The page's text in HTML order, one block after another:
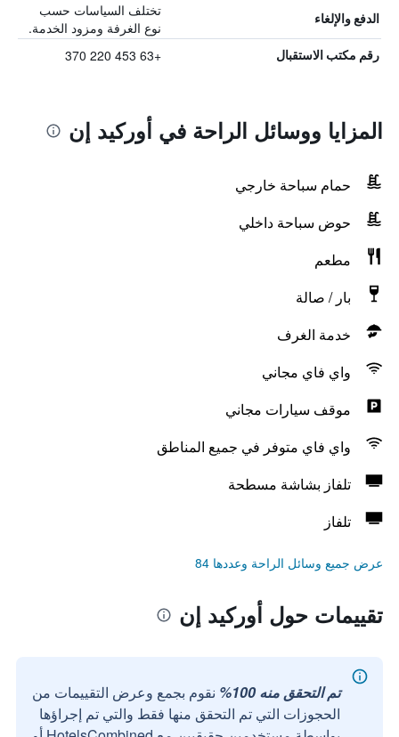
الدفع والإلغاء
تختلف السياسات حسب
نوع الغرفة ومزود الخدمة.
رقم مكتب الاستقبال +63 453 220 370
المزايا ووسائل الراحة في أوركيد إن
حمام سباحة خارجي
حوض سباحة داخلي
مطعم
بار / صالة
خدمة الغرف
واي فاي مجاني
موقف سيارات مجاني
واي فاي متوفر في جميع المناطق
تلفاز بشاشة مسطحة
تلفاز
عرض جميع وسائل الراحة وعددها 84
تقييمات حول أوركيد إن
تم التحقق منه 100%
نقوم بجمع وعرض التقييمات من
الحجوزات التي تم التحقق منها فقط والتي تم إجراؤها